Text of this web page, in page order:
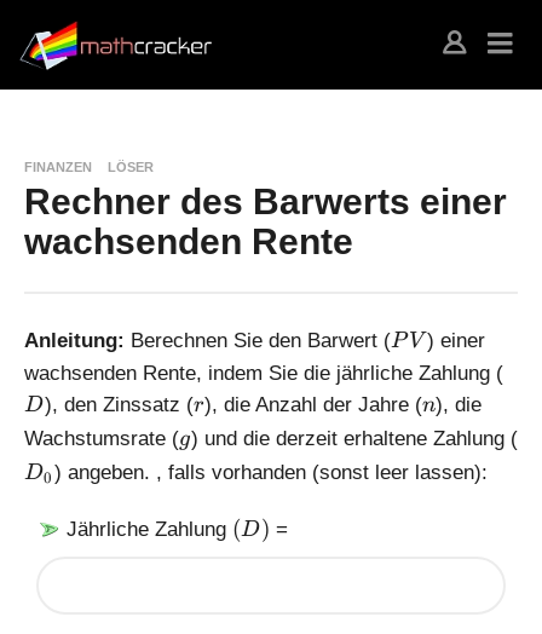
FINANZEN LÖSER
Rechner des Barwerts einer
wachsenden Rente
Anleitung: Berechnen Sie den Barwert (P
V
PV ) einer
wachsenden Rente, indem Sie die jährliche Zahlung (
D), den Zinssatz (r
r), die Anzahl der Jahre (n
n), die
Wachstumsrate (g
g) und die derzeit erhaltene Zahlung (D
D0) angeben. , falls vorhanden (sonst leer lassen):
Jährliche Zahlung (
(D) =